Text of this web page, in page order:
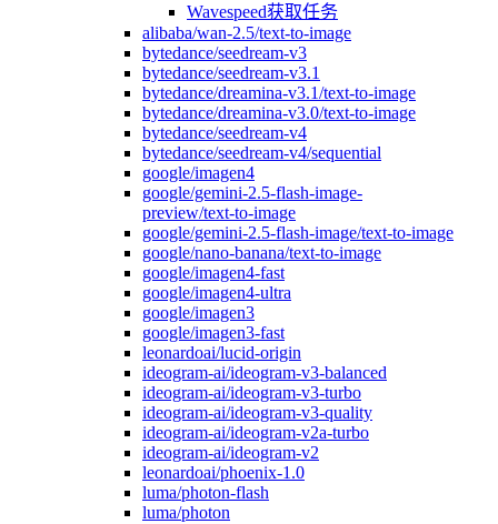
Wavespeed获取任务
alibaba/wan-2.5/text-to-image
bytedance/seedream-v3
bytedance/seedream-v3.1
bytedance/dreamina-v3.1/text-to-image
bytedance/dreamina-v3.0/text-to-image
bytedance/seedream-v4
bytedance/seedream-v4/sequential
google/imagen4
google/gemini-2.5-flash-image-
preview/text-to-image
google/gemini-2.5-flash-image/text-to-image
google/nano-banana/text-to-image
google/imagen4-fast
google/imagen4-ultra
google/imagen3
google/imagen3-fast
leonardoai/lucid-origin
ideogram-ai/ideogram-v3-balanced
ideogram-ai/ideogram-v3-turbo
ideogram-ai/ideogram-v3-quality
ideogram-ai/ideogram-v2a-turbo
ideogram-ai/ideogram-v2
leonardoai/phoenix-1.0
luma/photon-flash
luma/photon